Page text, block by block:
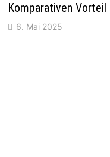
Komparativen Vorteil
6. Mai 2025